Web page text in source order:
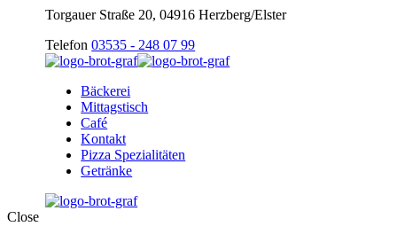
Torgauer Straße 20, 04916 Herzberg/Elster
Telefon 03535 - 248 07 99
Bäckerei
Mittagstisch
Café
Kontakt
Pizza Spezialitäten
Getränke
Close